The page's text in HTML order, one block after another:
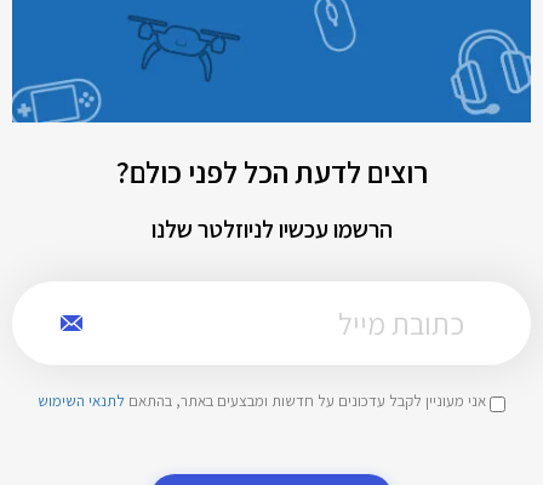
רוצים לדעת הכל לפני כולם?
הרשמו עכשיו לניוזלטר שלנו
אני מעוניין לקבל עדכונים על חדשות ומבצעים באתר, בהתאם לתנאי השימוש